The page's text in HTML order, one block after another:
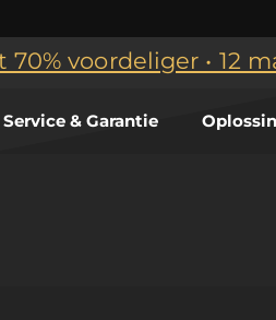
voordeliger • 12
Service & Garantie